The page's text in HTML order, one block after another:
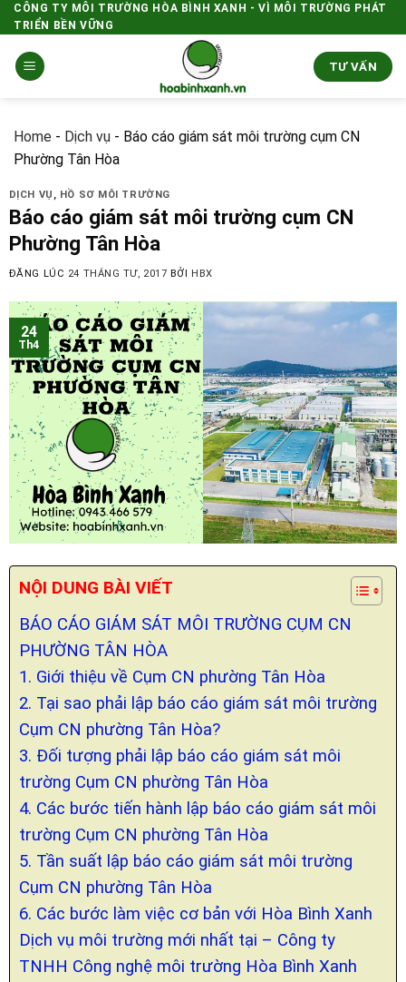
Skip
to
content
CÔNG TY MÔI TRƯỜNG HÒA BÌNH XANH - VÌ MÔI TRƯỜNG PHÁT
TRIỂN BỀN VỮNG
TƯ VẤN
Home - Dịch vụ - Báo cáo giám sát môi trường cụm CN
Phường Tân Hòa
DỊCH VỤ , HỒ SƠ MÔI TRƯỜNG
Báo cáo giám sát môi trường cụm CN
Phường Tân Hòa
ĐĂNG LÚC 24 THÁNG TƯ, 2017 BỞI HBX
24
Th4
NỘI DUNG BÀI VIẾT
BÁO CÁO GIÁM SÁT MÔI TRƯỜNG CỤM CN
PHƯỜNG TÂN HÒA
1. Giới thiệu về Cụm CN phường Tân Hòa
2. Tại sao phải lập báo cáo giám sát môi trường
Cụm CN phường Tân Hòa?
3. Đối tượng phải lập báo cáo giám sát môi
trường Cụm CN phường Tân Hòa
4. Các bước tiến hành lập báo cáo giám sát môi
trường Cụm CN phường Tân Hòa
5. Tần suất lập báo cáo giám sát môi trường
Cụm CN phường Tân Hòa
6. Các bước làm việc cơ bản với Hòa Bình Xanh
Dịch vụ môi trường mới nhất tại – Công ty
TNHH Công nghệ môi trường Hòa Bình Xanh